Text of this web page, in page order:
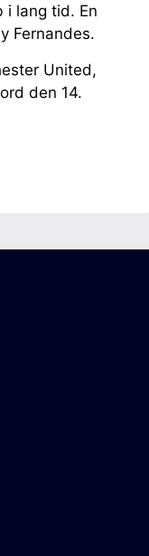
i lang tid. En
Fernandes.
United,
den 14.